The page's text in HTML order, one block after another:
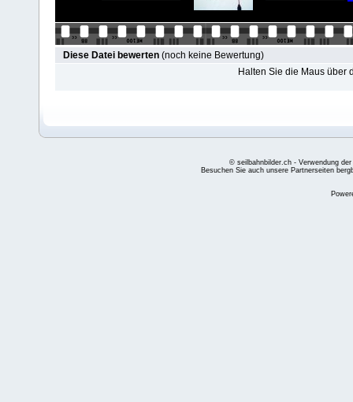
Diese Datei bewerten (noch keine Bewertung)
Halten Sie die Maus über
© seilbahnbilder.ch - Verwendung
Besuchen Sie auch unsere Partnerseiten